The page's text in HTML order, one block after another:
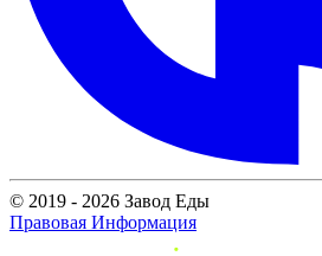
© 2019 - 2026 Завод Еды
Правовая Информация